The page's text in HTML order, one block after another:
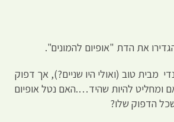
את הדת "אופיום להמונים".
מבית טוב (ואולי היו שניים?), אך דפוק
להיות שהיד….האם נטל אופיום
הדפוק שלו?